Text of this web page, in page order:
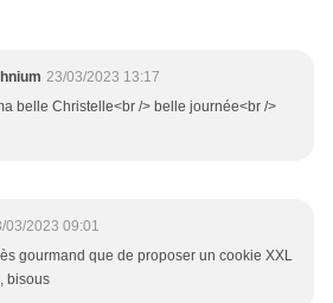
23/03/2023 13:17
belle Christelle<br /> belle journée<br />
03/2023 09:01
gourmand que de proposer un cookie XXL
bisous